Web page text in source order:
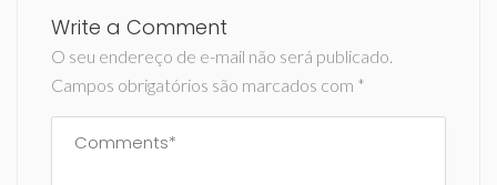
Write a Comment
O seu endereço de e-mail não será publicado.
Campos obrigatórios são marcados com *